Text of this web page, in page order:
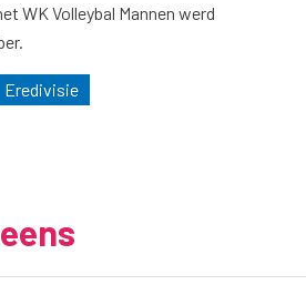
WK Volleybal Mannen werd
Eredivisie